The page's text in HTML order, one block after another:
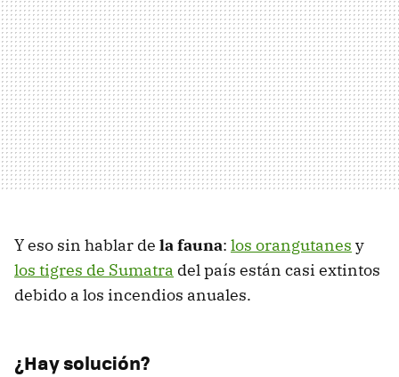
Y eso sin hablar de la fauna: los orangutanes y
los tigres de Sumatra del país están casi extintos
debido a los incendios anuales.
¿Hay solución?